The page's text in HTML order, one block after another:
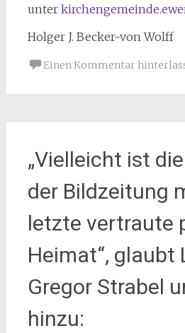
unter
Holger J. Becker-von Wolff
Einen Kommentar
„Vielleicht ist
der Bildzeitung
letzte vertraute
Heimat“, glaubt
Gregor Strabel
hinzu: